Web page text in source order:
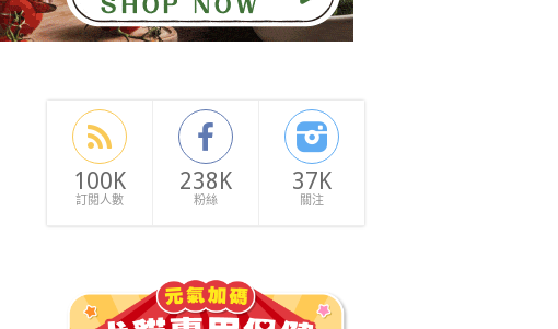
100K
訂閱人數
238K
粉絲
37K
關注